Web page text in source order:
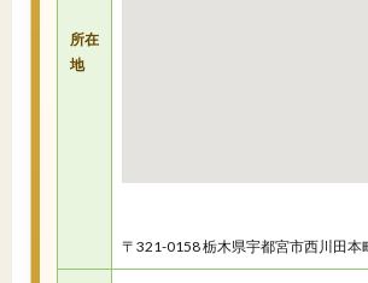
所在
地
〒321-0158 栃木県宇都宮市西川田本